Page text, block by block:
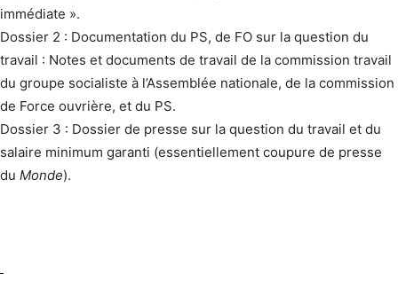
immédiate ».
Dossier 2 : Documentation du PS, de FO sur la question du
travail : Notes et documents de travail de la commission travail
du groupe socialiste à l’Assemblée nationale, de la commission
de Force ouvrière, et du PS.
Dossier 3 : Dossier de presse sur la question du travail et du
salaire minimum garanti (essentiellement coupure de presse
du Monde).